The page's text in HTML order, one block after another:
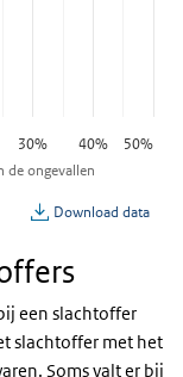
een slachtoffer
slachtoffer met het
Soms valt er bij